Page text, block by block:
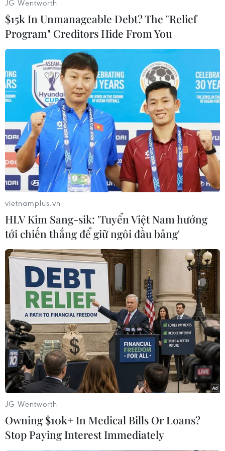
(Vietnam+)
#Ahmed Shafiq
#Tham nhũng
#Lệnh truy nã
Ai Cập Áo
Theo dõi VietnamPlus
TIN CÙNG CHUYÊN MỤC
Giao tranh dữ dội ở miền Tây Libya,
nhiều tù nhân vượt ngục
JG Wentworth
$15k In Unmanageable Debt? The "Relief
Program" Creditors Hide From You
vietnamplus.vn
HLV Kim Sang-sik: 'Tuyển Việt Nam hướng
tới chiến thắng để giữ ngôi đầu bảng'
JG Wentworth
Owning $10k+ In Medical Bills Or Loans?
Stop Paying Interest Immediately